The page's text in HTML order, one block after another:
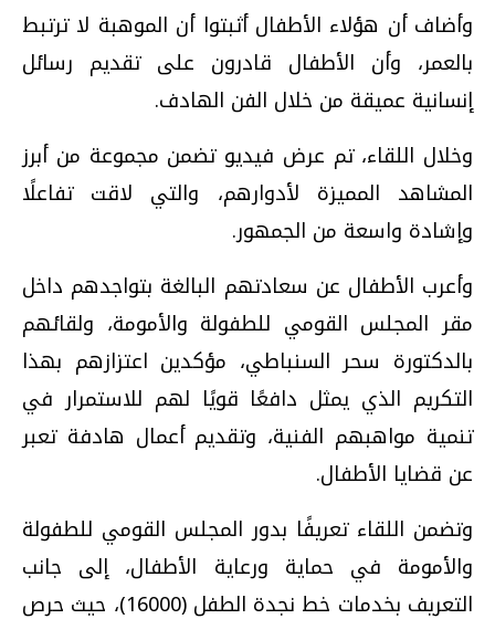
وأضاف أن هؤلاء الأطفال أثبتوا أن الموهبة لا ترتبط
بالعمر، وأن الأطفال قادرون على تقديم رسائل
إنسانية عميقة من خلال الفن الهادف.
وخلال اللقاء، تم عرض فيديو تضمن مجموعة من أبرز
المشاهد المميزة لأدوارهم، والتي لاقت تفاعلًا
وإشادة واسعة من الجمهور.
وأعرب الأطفال عن سعادتهم البالغة بتواجدهم داخل
مقر المجلس القومي للطفولة والأمومة، ولقائهم
بالدكتورة سحر السنباطي، مؤكدين اعتزازهم بهذا
التكريم الذي يمثل دافعًا قويًا لهم للاستمرار في
تنمية مواهبهم الفنية، وتقديم أعمال هادفة تعبر
عن قضايا الأطفال.
وتضمن اللقاء تعريفًا بدور المجلس القومي للطفولة
والأمومة في حماية ورعاية الأطفال، إلى جانب
التعريف بخدمات خط نجدة الطفل (16000)، حيث حرص